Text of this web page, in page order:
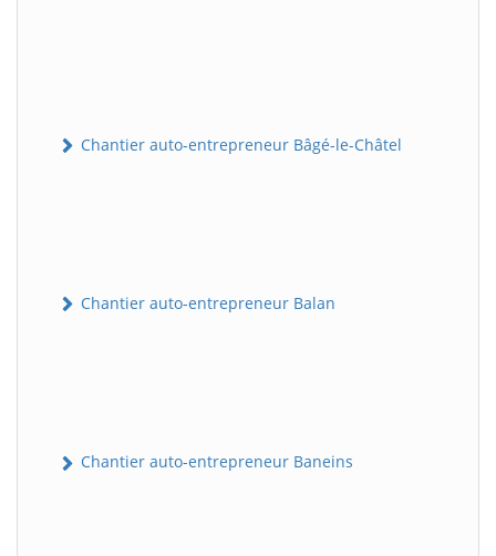
Chantier auto-entrepreneur Bâgé-le-Châtel
Chantier auto-entrepreneur Balan
Chantier auto-entrepreneur Baneins